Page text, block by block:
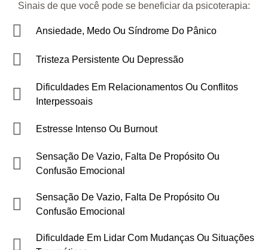
Sinais de que você pode se beneficiar da psicoterapia:
Ansiedade, Medo Ou Síndrome Do Pânico
Tristeza Persistente Ou Depressão
Dificuldades Em Relacionamentos Ou Conflitos
Interpessoais
Estresse Intenso Ou Burnout
Sensação De Vazio, Falta De Propósito Ou
Confusão Emocional
Sensação De Vazio, Falta De Propósito Ou
Confusão Emocional
Dificuldade Em Lidar Com Mudanças Ou Situações